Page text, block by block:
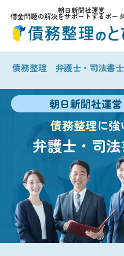
朝日新聞社運営
借金問題の解決をサポートするポー
債務整理 弁護士・司法書
朝日新聞社運営
債務整理に
弁護士・司